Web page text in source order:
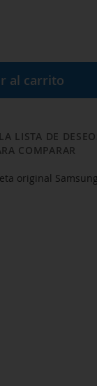
al carrito
LISTA DE
COMPARAR
original